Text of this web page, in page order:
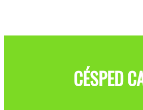
CÉSPED